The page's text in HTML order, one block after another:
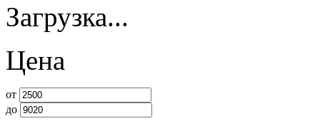
Загрузка...
Цена
от
до